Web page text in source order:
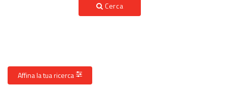
Cerca
Affina la tua ricerca